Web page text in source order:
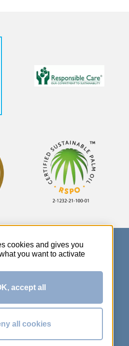
TAUXIGNY
cookies and gives you
you want to activate
accept all
all cookies